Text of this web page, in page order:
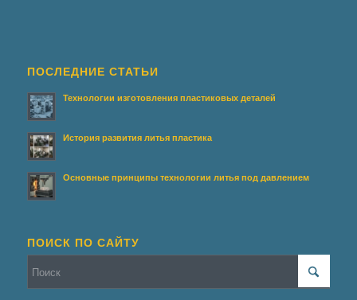
ПОСЛЕДНИЕ СТАТЬИ
Технологии изготовления пластиковых деталей
История развития литья пластика
Основные принципы технологии литья под давлением
ПОИСК ПО САЙТУ